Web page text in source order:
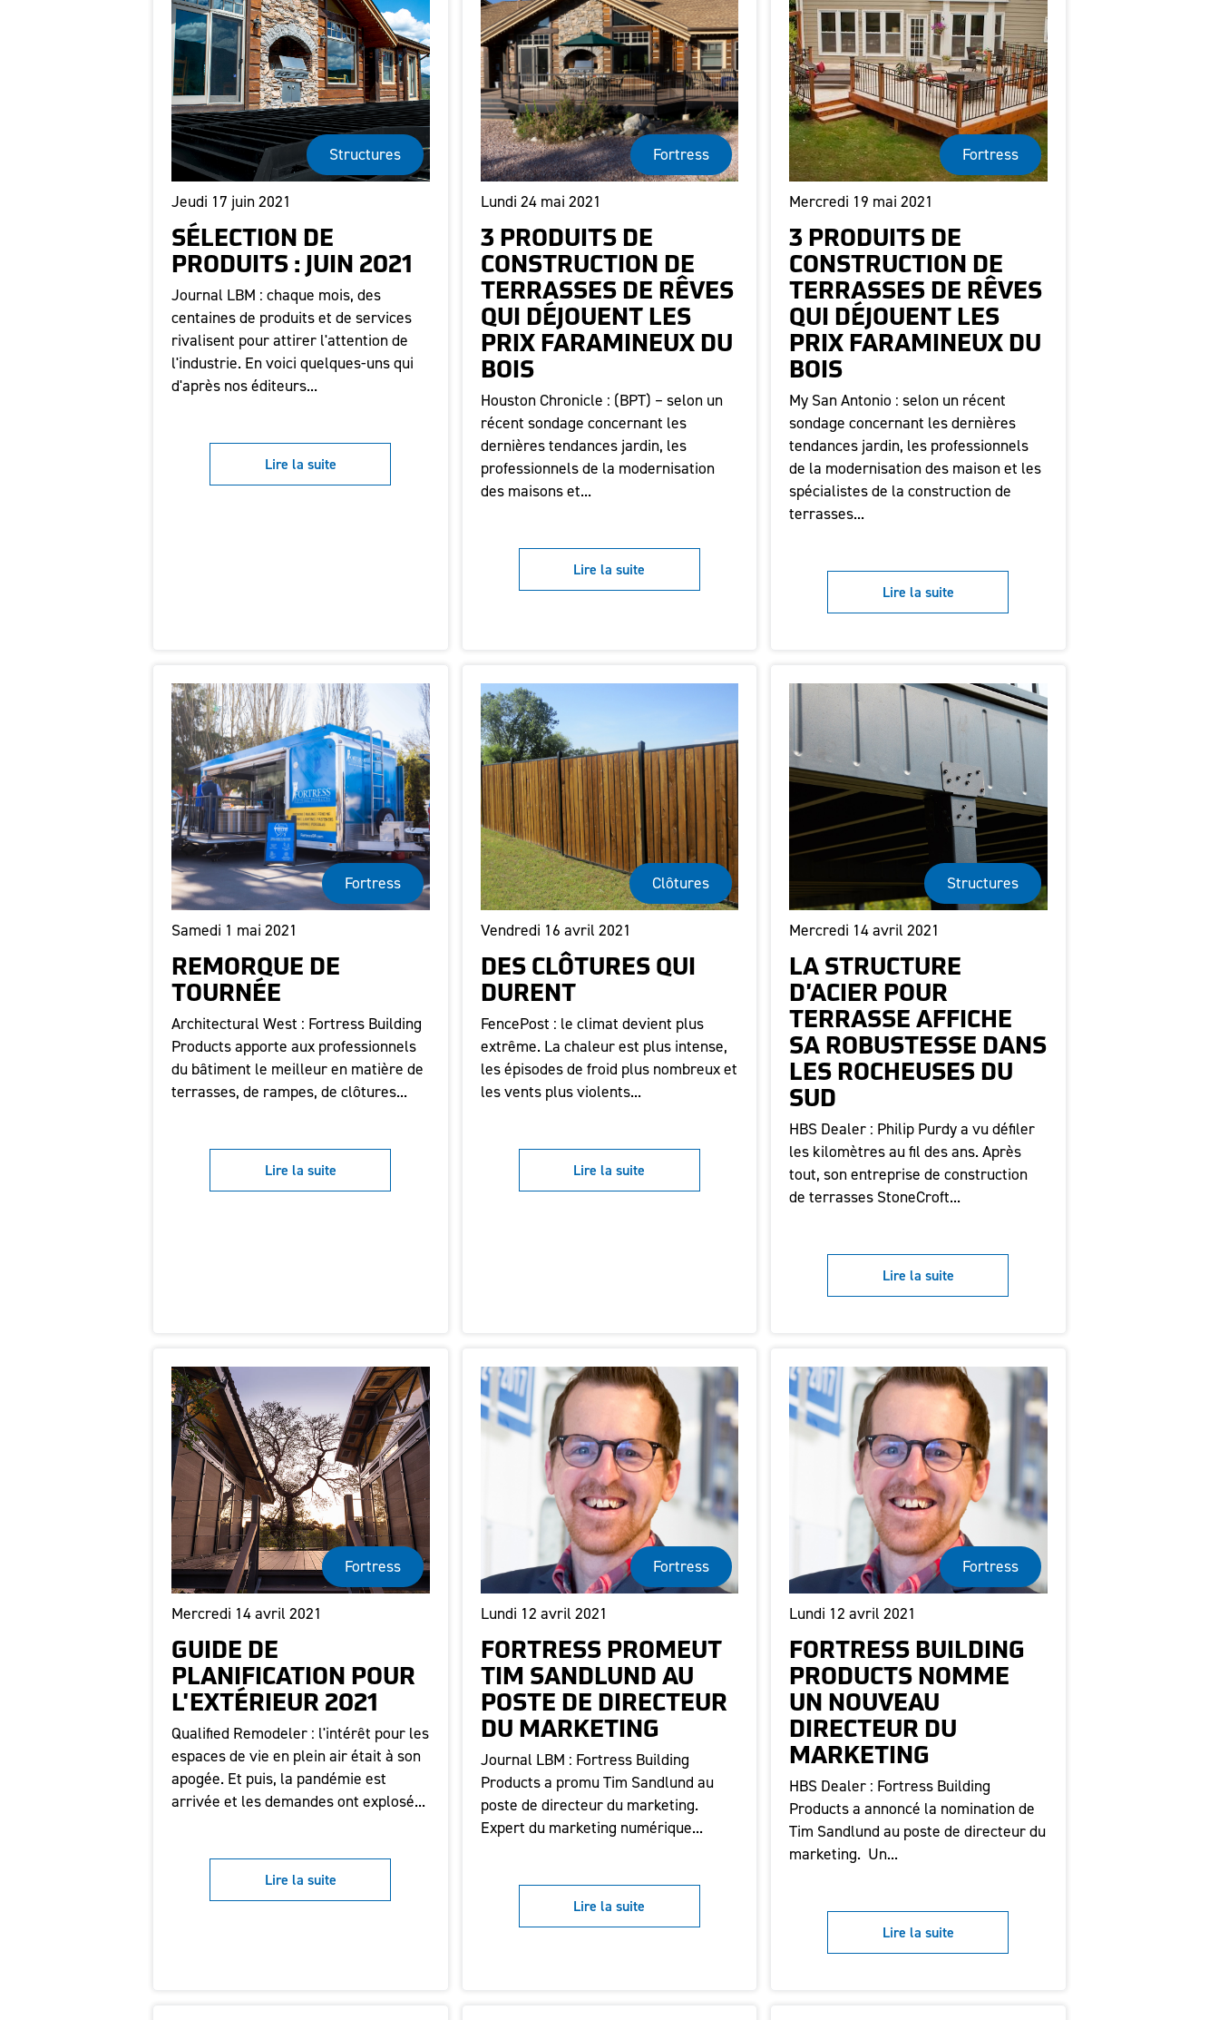
Structures
Jeudi 17 juin 2021
SÉLECTION DE
PRODUITS : JUIN 2021
Journal LBM : chaque mois, des
centaines de produits et de services
rivalisent pour attirer l'attention de
l'industrie. En voici quelques-uns qui
d'après nos éditeurs...
Lire la suite
Fortress
Lundi 24 mai 2021
3 PRODUITS DE
CONSTRUCTION DE
TERRASSES DE RÊVES
QUI DÉJOUENT LES
PRIX FARAMINEUX DU
BOIS
Houston Chronicle : (BPT) – selon un
récent sondage concernant les
dernières tendances jardin, les
professionnels de la modernisation
des maisons et...
Lire la suite
Fortress
Mercredi 19 mai 2021
3 PRODUITS DE
CONSTRUCTION DE
TERRASSES DE RÊVES
QUI DÉJOUENT LES
PRIX FARAMINEUX DU
BOIS
My San Antonio : selon un récent
sondage concernant les dernières
tendances jardin, les professionnels
de la modernisation des maison et les
spécialistes de la construction de
terrasses...
Lire la suite
Fortress
Samedi 1 mai 2021
REMORQUE DE
TOURNÉE
Architectural West : Fortress Building
Products apporte aux professionnels
du bâtiment le meilleur en matière de
terrasses, de rampes, de clôtures...
Lire la suite
Clôtures
Vendredi 16 avril 2021
DES CLÔTURES QUI
DURENT
FencePost : le climat devient plus
extrême. La chaleur est plus intense,
les épisodes de froid plus nombreux et
les vents plus violents...
Lire la suite
Structures
Mercredi 14 avril 2021
LA STRUCTURE
D'ACIER POUR
TERRASSE AFFICHE
SA ROBUSTESSE DANS
LES ROCHEUSES DU
SUD
HBS Dealer : Philip Purdy a vu défiler
les kilomètres au fil des ans. Après
tout, son entreprise de construction
de terrasses StoneCroft...
Lire la suite
Fortress
Mercredi 14 avril 2021
GUIDE DE
PLANIFICATION POUR
L'EXTÉRIEUR 2021
Qualified Remodeler : l'intérêt pour les
espaces de vie en plein air était à son
apogée. Et puis, la pandémie est
arrivée et les demandes ont explosé...
Lire la suite
Fortress
Lundi 12 avril 2021
FORTRESS PROMEUT
TIM SANDLUND AU
POSTE DE DIRECTEUR
DU MARKETING
Journal LBM : Fortress Building
Products a promu Tim Sandlund au
poste de directeur du marketing.
Expert du marketing numérique...
Lire la suite
Fortress
Lundi 12 avril 2021
FORTRESS BUILDING
PRODUCTS NOMME
UN NOUVEAU
DIRECTEUR DU
MARKETING
HBS Dealer : Fortress Building
Products a annoncé la nomination de
Tim Sandlund au poste de directeur du
marketing. Un...
Lire la suite